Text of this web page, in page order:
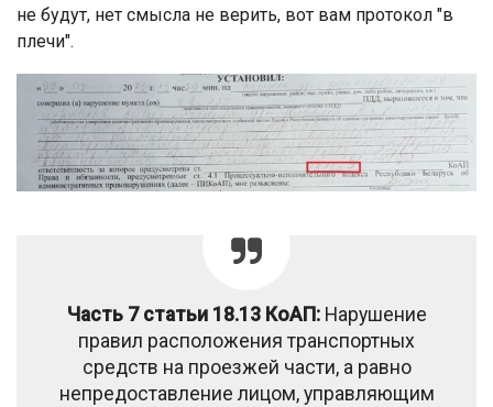
не будут, нет смысла не верить, вот вам протокол "в
плечи".
Часть 7 статьи 18.13 КоАП:Нарушение
правил расположения транспортных
средств на проезжей части, а равно
непредоставление лицом, управляющим